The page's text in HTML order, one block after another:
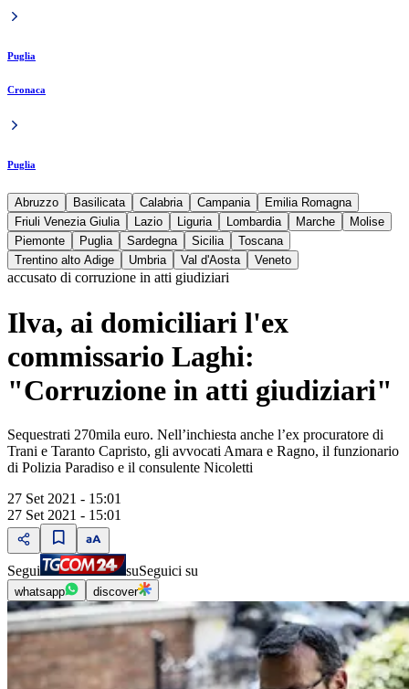
Puglia
Cronaca
Puglia
Abruzzo Basilicata Calabria Campania
Emilia Romagna
Friuli Venezia Giulia
Lazio Liguria Lombardia Marche
Molise
Piemonte
Puglia Sardegna Sicilia
Toscana
Trentino alto Adige
Umbria Val d'Aosta Veneto
accusato di corruzione in atti giudiziari
Ilva, ai domiciliari l'ex
commissario Laghi:
"Corruzione in atti giudiziari"
Sequestrati 270mila euro. Nell’inchiesta anche l’ex procuratore di
Trani e Taranto Capristo, gli avvocati Amara e Ragno, il funzionario
di Polizia Paradiso e il consulente Nicoletti
27 Set 2021 - 15:01
27 Set 2021 - 15:01
Segui suSeguici su
whatsapp discover